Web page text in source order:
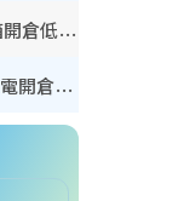
開倉優惠｜尖沙咀名牌行李箱開倉低至4折！一連5日 American Tourister/ace./Hallmark $200起！
廚具開倉｜特福Tefal廚具/家電開倉低至3折！$220起買平底鍋/炒鑊/湯煲！電飯煲/吸塵機/燙斗$418起